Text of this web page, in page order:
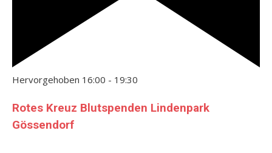
Hervorgehoben 16:00 - 19:30
Rotes Kreuz Blutspenden Lindenpark
Gössendorf